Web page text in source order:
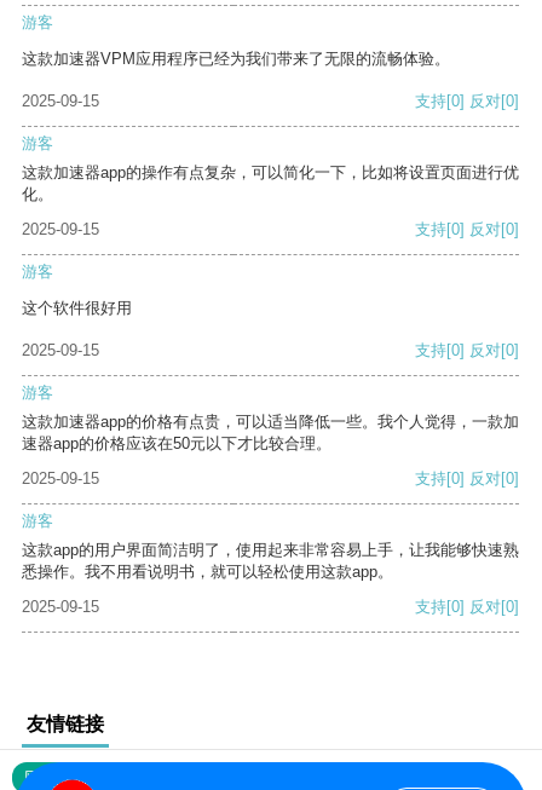
游客
这款加速器VPM应用程序已经为我们带来了无限的流畅体验。
2025-09-15 支持[0] 反对[0]
游客
这款加速器app的操作有点复杂，可以简化一下，比如将设置页面进行优
化。
2025-09-15
支持[0] 反对[0]
游客
这个软件很好用
2025-09-15 支持[0] 反对[0]
游客
这款加速器app的价格有点贵，可以适当降低一些。我个人觉得，一款加
速器app的价格应该在50元以下才比较合理。
2025-09-15
支持[0] 反对[0]
游客
这款app的用户界面简洁明了，使用起来非常容易上手，让我能够快速熟
悉操作。我不用看说明书，就可以轻松使用这款app。
2025-09-15
支持[0] 反对[0]
友情链接
网站地图